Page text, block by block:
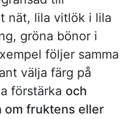
nät, lila vitlök i lila
gröna bönor i
följer samma
välja färg på
förstärka och
fruktens eller